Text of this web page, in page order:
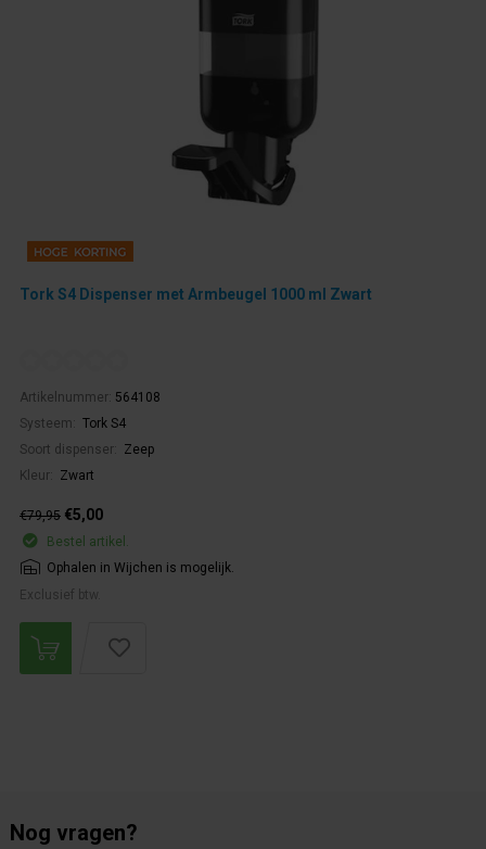
Tork S4 Dispenser met Armbeugel 1000 ml Zwart
Artikelnummer: 564108
Systeem:
Tork S4
Soort dispenser:
Zeep
Kleur:
Zwart
€79,95 €5,00
Bestel artikel.
Ophalen in Wijchen is mogelijk.
Exclusief btw.
Nog vragen?